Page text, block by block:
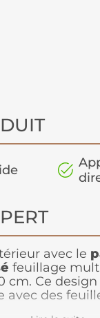
avec le
feuillage
cm. Ce
avec des